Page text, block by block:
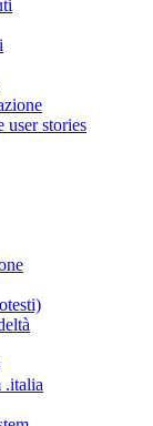
user stories
.italia